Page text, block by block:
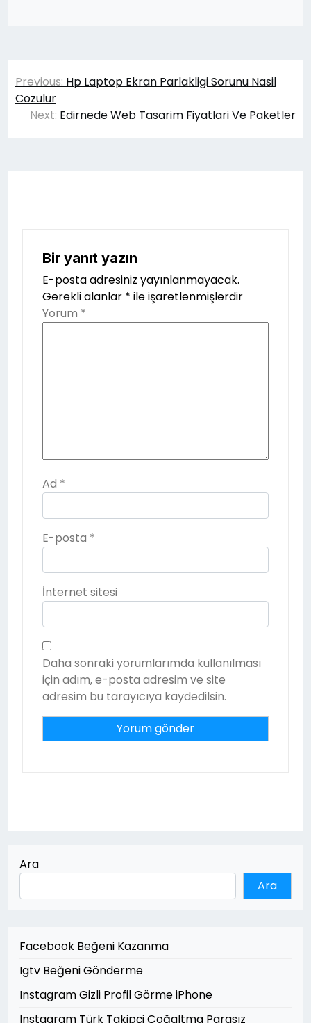
Yazı
gezinmesi
Previous: Hp Laptop Ekran Parlakligi Sorunu Nasil
Cozulur
Next: Edirnede Web Tasarim Fiyatlari Ve Paketler
Bir yanıt yazın
E-posta adresiniz yayınlanmayacak.
Gerekli alanlar * ile işaretlenmişlerdir
Yorum *
Ad *
E-posta *
İnternet sitesi
Daha sonraki yorumlarımda kullanılması
için adım, e-posta adresim ve site
adresim bu tarayıcıya kaydedilsin.
Ara
Ara
Facebook Beğeni Kazanma
Igtv Beğeni Gönderme
Instagram Gizli Profil Görme iPhone
Instagram Türk Takipçi Çoğaltma Parasız